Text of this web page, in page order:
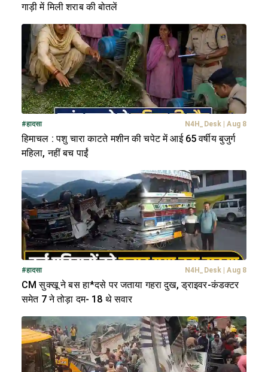
गाड़ी में मिली शराब की बोतलें
#हादसा N4H_Desk | Aug 8
हिमाचल : पशु चारा काटते मशीन की चपेट में आई 65 वर्षीय बुजुर्ग
महिला, नहीं बच पाईं
#हादसा N4H_Desk | Aug 8
CM सुक्खू ने बस हा*दसे पर जताया गहरा दुख, ड्राइवर-कंडक्टर
समेत 7 ने तोड़ा दम- 18 थे सवार